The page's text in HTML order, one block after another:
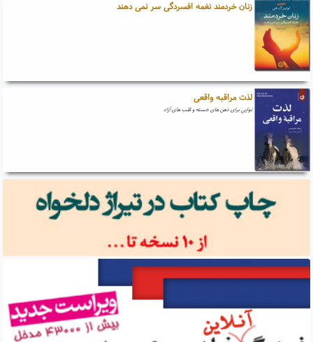
زنان خردمند نغمه افسردگی سر نمی دهند
لذت مراقبه واقعی
نوایی برای ذهن های خسته و قلب های آزاد